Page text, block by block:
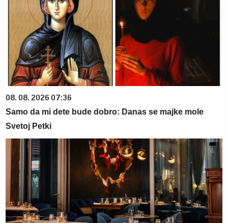
08. 08. 2026 07:36
Samo da mi dete bude dobro: Danas se majke mole
Svetoj Petki